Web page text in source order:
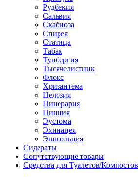
Рудбекия
Сальвия
Скабиоза
Спирея
Статица
Табак
Тунбергия
Тысячелистник
Флокс
Хризантема
Целозия
Цинерария
Цинния
Эустома
Эхинацея
Эшшольция
Сидераты
Сопутствующие товары
Средства для Туалетов/Компостов